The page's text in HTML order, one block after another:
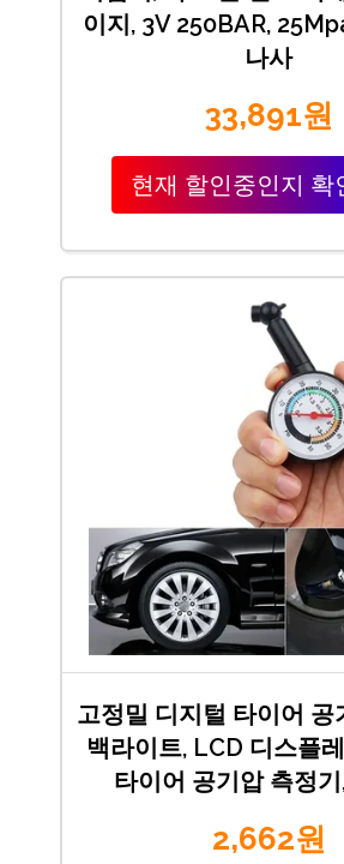
이지, 3V 250BAR,
나사
33,891원
현재 할인중인지 확
고정밀 디지털 타이어 공
백라이트, LCD 디스플
타이어 공기압 측정
2,662원